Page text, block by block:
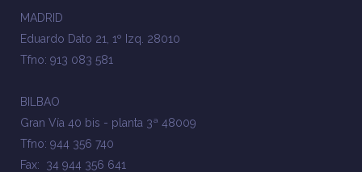
MADRID
Eduardo Dato 21, 1º Izq. 28010
Tfno: 913 083 581
BILBAO
Gran Vía 40 bis - planta 3ª 48009
Tfno: 944 356 740
Fax: 34 944 356 641